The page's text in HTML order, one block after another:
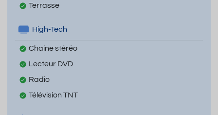
Terrasse
High-Tech
Chaine stéréo
Lecteur DVD
Radio
Télévision TNT